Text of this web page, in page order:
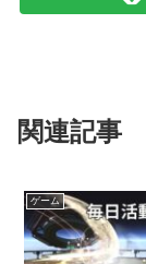
関連記事
ゲーム